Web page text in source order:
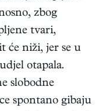
zbog
tvari,
će niži, jer se u
otapala.
slobodne
spontano gibaju